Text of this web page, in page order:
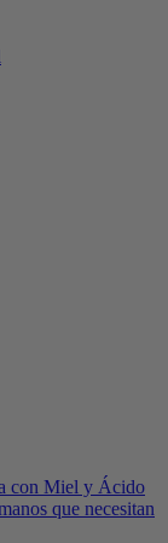
con Miel y Ácido
que necesitan